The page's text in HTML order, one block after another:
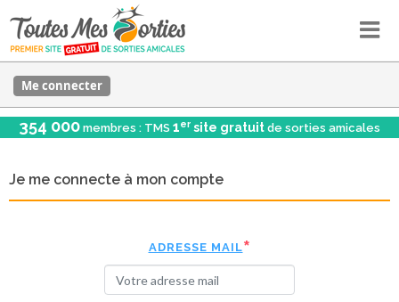
Me connecter
354 000 membres : TMS 1er site gratuit de sorties amicales
Je me connecte à mon compte
ADRESSE MAIL